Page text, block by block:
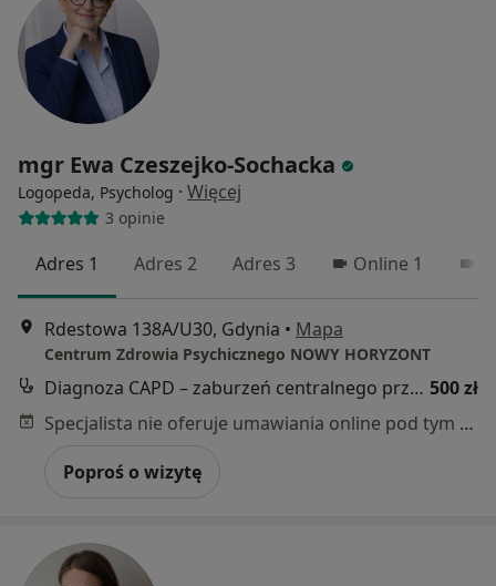
mgr Ewa Czeszejko-Sochacka
Logopeda, Psycholog · Więcej
3 opinie
Adres 1 Adres 2 Adres 3 Online 1
Rdestowa 138A/U30, Gdynia • Mapa
Centrum Zdrowia Psychicznego NOWY HORYZONT
Diagnoza CAPD – zaburzeń centralnego przetwarzania słuchowego 500 zł
Specjalista nie oferuje umawiania online pod tym adresem.
Poproś o wizytę